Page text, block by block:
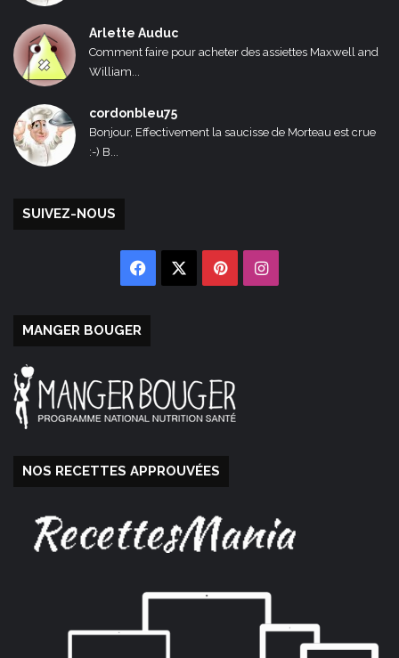
Arlette Auduc
Comment faire pour acheter des assiettes Maxwell and
William...
cordonbleu75
Bonjour, Effectivement la saucisse de Morteau est crue
:-) B...
SUIVEZ-NOUS
Facebook PinterestInstagram
MANGER BOUGER
NOS RECETTES APPROUVÉES